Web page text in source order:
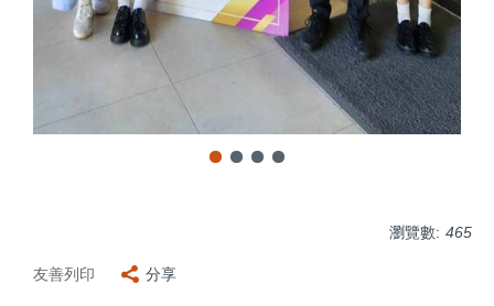
瀏覽數: 465
友善列印 分享